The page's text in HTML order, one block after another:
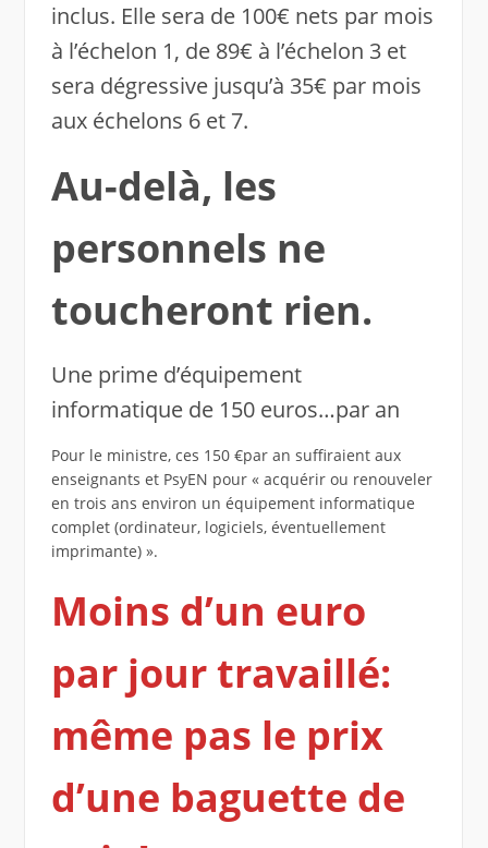
inclus. Elle sera de 100€ nets par mois
à l’échelon 1, de 89€ à l’échelon 3 et
sera dégressive jusqu’à 35€ par mois
aux échelons 6 et 7.
Au-delà, les
personnels ne
toucheront rien.
Une prime d’équipement
informatique de 150 euros…par an
Pour le ministre, ces 150 €par an suffiraient aux
enseignants et PsyEN pour « acquérir ou renouveler
en trois ans environ un équipement informatique
complet (ordinateur, logiciels, éventuellement
imprimante) ».
Moins d’un euro
par jour travaillé:
même pas le prix
d’une baguette de